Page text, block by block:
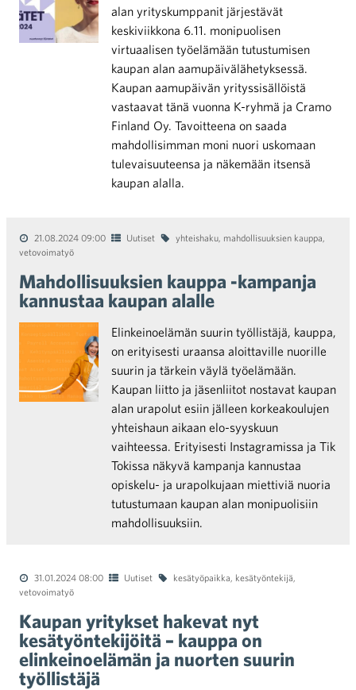
alan yrityskumppanit järjestävät
keskiviikkona 6.11. monipuolisen
virtuaalisen työelämään tutustumisen
kaupan alan aamupäivälähetyksessä.
Kaupan aamupäivän yrityssisällöistä
vastaavat tänä vuonna K-ryhmä ja Cramo
Finland Oy. Tavoitteena on saada
mahdollisimman moni nuori uskomaan
tulevaisuuteensa ja näkemään itsensä
kaupan alalla.
21.08.2024 09:00 Uutiset yhteishaku, mahdollisuuksien kauppa,
vetovoimatyö
Mahdollisuuksien kauppa -kampanja
kannustaa kaupan alalle
Elinkeinoelämän suurin työllistäjä, kauppa,
on erityisesti uraansa aloittaville nuorille
suurin ja tärkein väylä työelämään.
Kaupan liitto ja jäsenliitot nostavat kaupan
alan urapolut esiin jälleen korkeakoulujen
yhteishaun aikaan elo-syyskuun
vaihteessa. Erityisesti Instagramissa ja Tik
Tokissa näkyvä kampanja kannustaa
opiskelu- ja urapolkujaan miettiviä nuoria
tutustumaan kaupan alan monipuolisiin
mahdollisuuksiin.
31.01.2024 08:00 Uutiset kesätyöpaikka, kesätyöntekijä,
vetovoimatyö
Kaupan yritykset hakevat nyt
kesätyöntekijöitä – kauppa on
elinkeinoelämän ja nuorten suurin
työllistäjä